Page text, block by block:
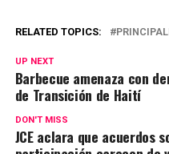
RELATED TOPICS:
UP NEXT
Barbecue amenaza con
de Transición de Haití
DON'T MISS
JCE aclara que acuerdos